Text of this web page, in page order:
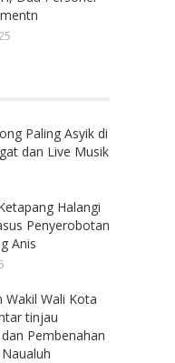
Paling Asyik di
dan Live Musik
Halangi
Penyerobotan
Anis
Wakil Wali Kota
tinjau
Pembenahan